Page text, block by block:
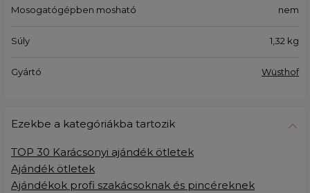
Mosogatógépben mosható nem
Súly 1,32 kg
Gyártó Wüsthof
Ezekbe a kategóriákba tartozik
TOP 30 Karácsonyi ajándék ötletek
Ajándék ötletek
Ajándékok profi szakácsoknak és pincéreknek